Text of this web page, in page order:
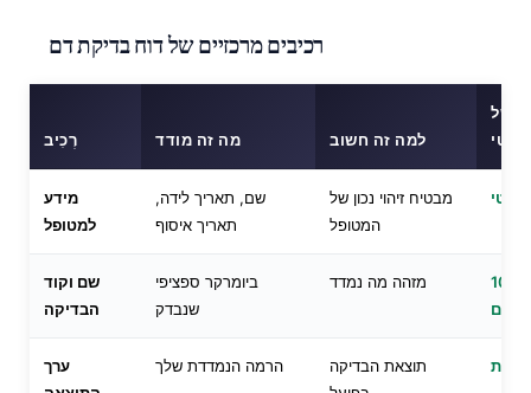
רכיבים מרכזיים של דוח בדיקת דם
רְכִיב מה זה מודד למה זה חשוב
של
מידע
למטופל
שם, תאריך לידה,
תאריך איסוף
מבטיח זיהוי נכון של
המטופל
שם וקוד
הבדיקה
ביומרקר ספציפי
שנבדק
מזהה מה נמדד
של מעל 10,000
ערך
הרמה הנמדדת שלך
תוצאת הבדיקה
אמת